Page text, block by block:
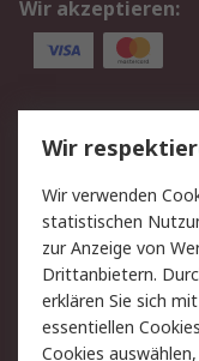
Wir akzeptieren:
Service
Value Added
Rücksendungen
Hilfe
Rechtliches
AGB
Wir
Wir verwenden
statistischen
zur Anzeige von
Drittanbietern.
erklären Sie sich
essentiellen
Cookies